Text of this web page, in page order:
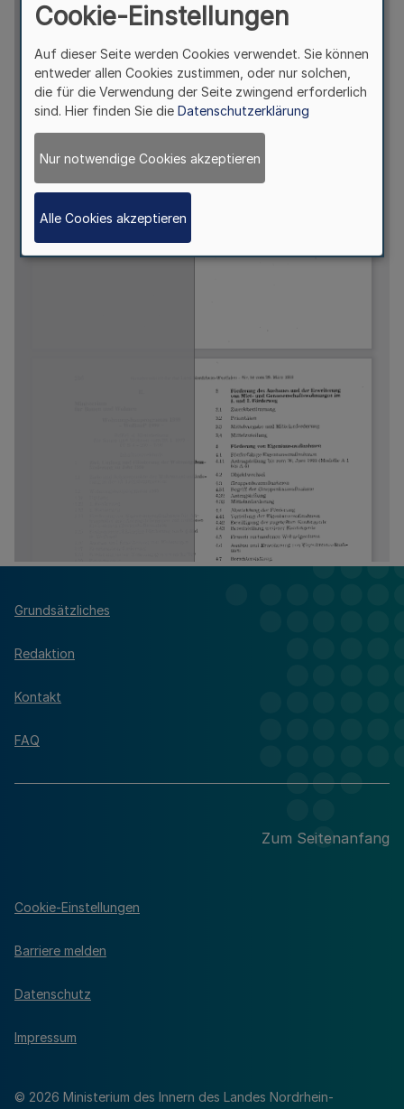
Grundsätzliches
Redaktion
Kontakt
FAQ
Zum Seitenanfang
© 2026 Ministerium des Innern des Landes Nordrhein-
Cookie-Einstellungen
Barriere melden
Datenschutz
Impressum
Cookie-Einstellungen
Auf dieser Seite werden Cookies verwendet. Sie können
entweder allen Cookies zustimmen, oder nur solchen,
die für die Verwendung der Seite zwingend erforderlich
sind. Hier finden Sie die Datenschutzerklärung
Nur notwendige Cookies akzeptieren
Alle Cookies akzeptieren